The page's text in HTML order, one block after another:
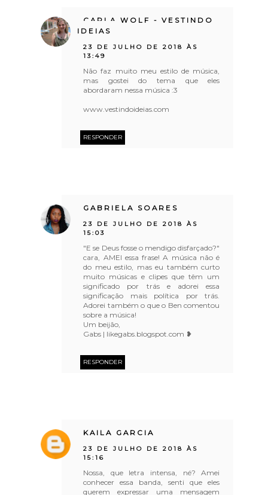
CARLA WOLF - VESTINDO
IDEIAS
23 DE JULHO DE 2018 ÀS
13:49
Não faz muito meu estilo de música,
mas gostei do tema que eles
abordaram nessa música :3
www.vestindoideias.com
RESPONDER
GABRIELA SOARES
23 DE JULHO DE 2018 ÀS
15:03
"E se Deus fosse o mendigo disfarçado?"
cara, AMEI essa frase! A música não é
do meu estilo, mas eu também curto
muito músicas e clipes que têm um
significado por trás e adorei essa
significação mais política por trás.
Adorei também o que o Ben comentou
sobre a música!
Um beijão,
Gabs | likegabs.blogspot.com ❥
RESPONDER
KAILA GARCIA
23 DE JULHO DE 2018 ÀS
15:16
Nossa, que letra intensa, né? Amei
conhecer essa banda, senti que eles
querem expressar uma mensagem